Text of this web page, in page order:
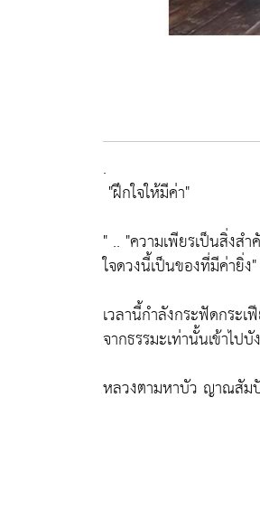
.
"ฝึกใจให้มีค่า"
" .. "ความเพียรเป็นสิ่งส
ใจดวงนี้เป็นของที่มีค่ายิ่ง"
เวลานี้กำลังกระฟัดกระ
จากธรรมะเท่านั้นเข้าไป
หลวงตามหาบัว ญาณสัม